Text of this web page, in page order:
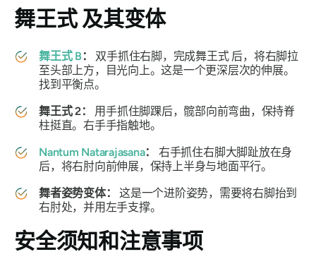
舞王式及其变体
舞王式B ： 双手抓住右脚，完成舞王式 后，将右脚拉
至头部上方，目光向上。这是一个更深层次的伸展。
找到平衡点。
舞王式2：
用手抓住脚踝后，髋部向前弯曲，保持脊
柱挺直。右手手指触地。
Nantum Natarajasana：
右手抓住右脚大脚趾放在身
后，将右肘向前伸展，保持上半身与地面平行。
舞者姿势变体：
这是一个进阶姿势，需要将右脚抬到
右肘处，并用左手支撑。
安全须知和注意事项